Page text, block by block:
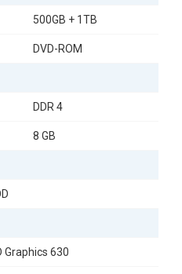
un spațiu de lucru eficient și
500GB + 1TB
DVD-ROM
DDR 4
8 GB
Graphics 630